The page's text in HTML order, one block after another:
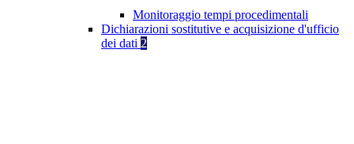
Monitoraggio tempi procedimentali
Dichiarazioni sostitutive e acquisizione d'ufficio
dei dati 2